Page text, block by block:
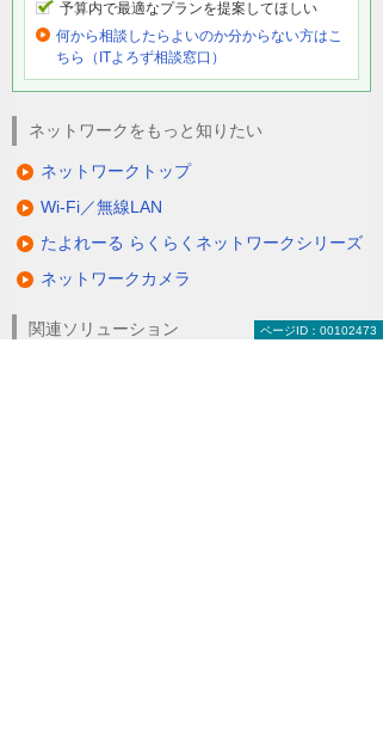
ファイアウォールやネットワーク接続を制
御するスイッチ、Wi-Fiなど多角的に不正侵
入を防御するので安心です。
【柔軟】ビジネス展開を柔軟にサポート
部署の再編成や拠点の拡大など、新たなビ
お任せいただけます。事業戦略に合わせて
フレキシブルかつスピーディーに対応しま
それではらくらくネットワークシリーズの
予算内で最適なプランを提案してほしい
何から相談したらよいのか分からない方はこ
ちら（ITよろず相談窓口）
ネットワークをもっと知りたい
ネットワークトップ
Wi-Fi／無線LAN
たよれーる らくらくネットワークシリーズ
ネットワークカメラ
関連ソリューション ページID：00102473